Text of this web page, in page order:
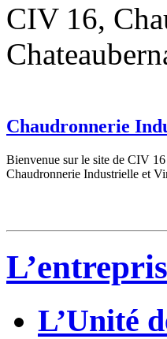
CIV 16,
Chaudronnerie
Bienvenue sur le site de CIV 16
Chaudronnerie Industrielle et
L’Unité